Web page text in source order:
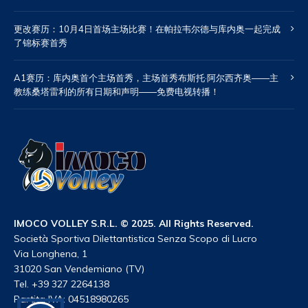
更改赛历：10月4日首场主场比赛！在帕拉韦尔德与库内奥一起完成
了锦标赛首秀
A1赛历：库内奥首个主场首秀，主场首秀布斯托·阿尔西齐奥——主
教练桑塔雷利的所有日期和声明——免费电视转播！
IMOCO VOLLEY S.R.L. © 2025. All Rights Reserved.
Società Sportiva Dilettantistica Senza Scopo di Lucro
Via Longhena, 1
31020 San Vendemiano (TV)
Tel. +39 327 2264138
Partita IVA: 04518980265